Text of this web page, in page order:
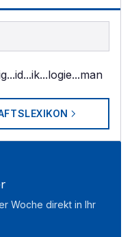
...id...ik...logie...man
Woche direkt in Ihr